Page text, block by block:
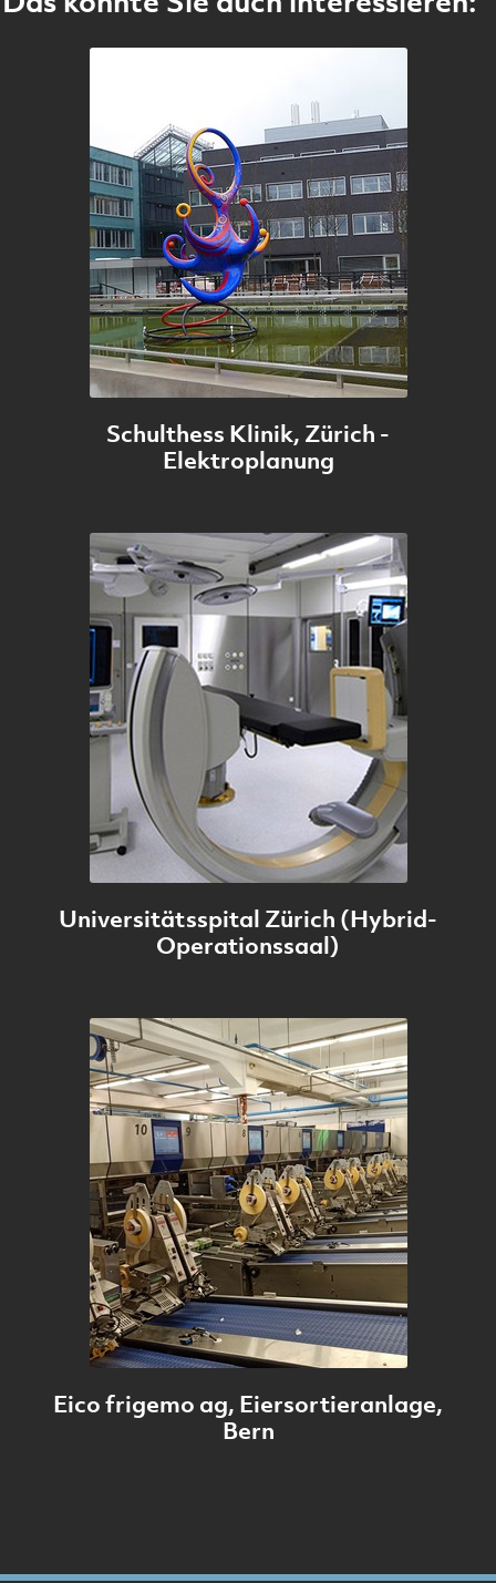
Schulthess Klinik, Zürich -
Elektroplanung
Universitätsspital Zürich (Hybrid-
Operationssaal)
Eico frigemo ag, Eiersortieranlage,
Bern